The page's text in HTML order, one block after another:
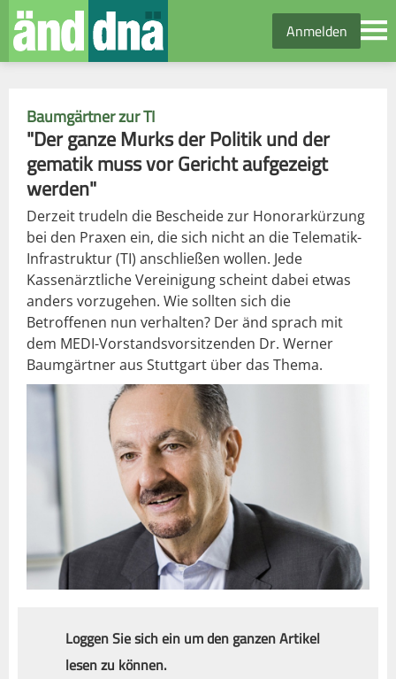
Anmelden
Baumgärtner zur TI
"Der ganze Murks der Politik und der
gematik muss vor Gericht aufgezeigt
werden"
Derzeit trudeln die Bescheide zur Honorarkürzung
bei den Praxen ein, die sich nicht an die Telematik-
Infrastruktur (TI) anschließen wollen. Jede
Kassenärztliche Vereinigung scheint dabei etwas
anders vorzugehen. Wie sollten sich die
Betroffenen nun verhalten? Der änd sprach mit
dem MEDI-Vorstandsvorsitzenden Dr. Werner
Baumgärtner aus Stuttgart über das Thema.
Loggen Sie sich ein um den ganzen Artikel
lesen zu können.